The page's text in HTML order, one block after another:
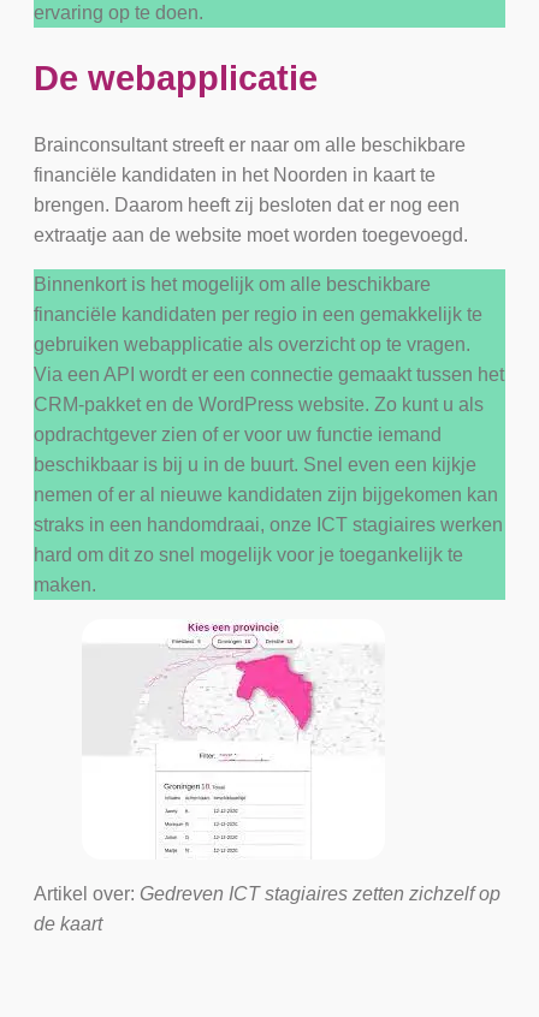
ervaring op te doen.
De webapplicatie
Brainconsultant streeft er naar om alle beschikbare
financiële kandidaten in het Noorden in kaart te
brengen. Daarom heeft zij besloten dat er nog een
extraatje aan de website moet worden toegevoegd.
Binnenkort is het mogelijk om alle beschikbare
financiële kandidaten per regio in een gemakkelijk te
gebruiken webapplicatie als overzicht op te vragen.
Via een API wordt er een connectie gemaakt tussen het
CRM-pakket en de WordPress website. Zo kunt u als
opdrachtgever zien of er voor uw functie iemand
beschikbaar is bij u in de buurt. Snel even een kijkje
nemen of er al nieuwe kandidaten zijn bijgekomen kan
straks in een handomdraai, onze ICT stagiaires werken
hard om dit zo snel mogelijk voor je toegankelijk te
maken.
Artikel over: Gedreven ICT stagiaires zetten zichzelf op
de kaart